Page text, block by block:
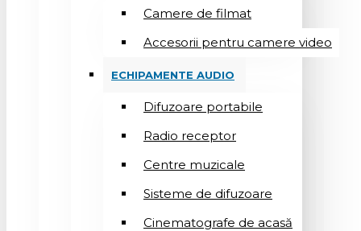
Camere de filmat
Accesorii pentru camere video
ECHIPAMENTE AUDIO
Difuzoare portabile
Radio receptor
Centre muzicale
Sisteme de difuzoare
Cinematografe de acasă